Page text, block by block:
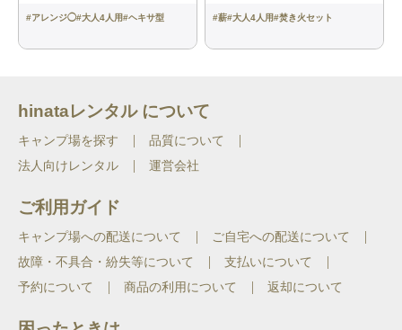
#アレンジ◯#大人4人用#ヘキサ型 #薪#大人4人用#焚き火セット
hinataレンタル について
キャンプ場を探す
品質について
法人向けレンタル
運営会社
ご利用ガイド
キャンプ場への配送について
ご自宅への配送について
故障・不具合・紛失等について
支払いについて
予約について
商品の利用について 返却について